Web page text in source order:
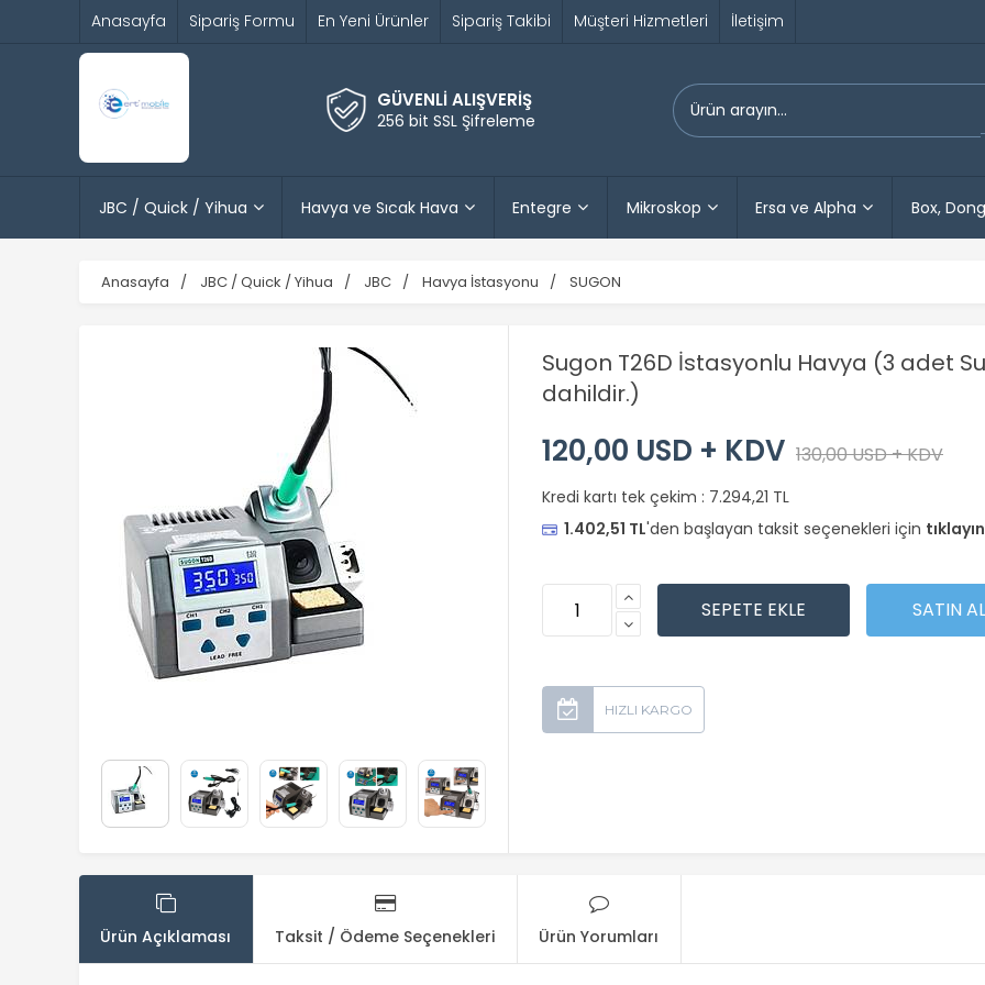
Anasayfa Sipariş Formu En Yeni Ürünler Sipariş Takibi Müşteri Hizmetleri İletişim
GÜVENLİ ALIŞVERİŞ
256 bit SSL Şifreleme
JBC / Quick / Yihua Havya ve Sıcak Hava Entegre Mikroskop Ersa ve Alpha Box,
Anasayfa JBC / Quick / Yihua JBC Havya İstasyonu SUGON
Sugon T26D İstasyonlu Havya (3 adet
dahildir.)
120,00 USD + KDV 130,00 USD + KDV
Kredi kartı tek çekim : 7.294,21 TL
1.402,51 TL'den başlayan taksit seçenekleri için
Ürün Açıklaması Taksit / Ödeme Seçenekleri Ürün Yorumları